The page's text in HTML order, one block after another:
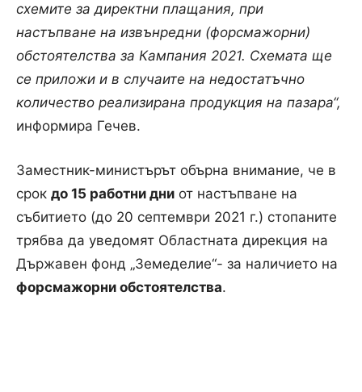
схемите за директни плащания, при
настъпване на извънредни (форсмажорни)
обстоятелства за Кампания 2021. Схемата ще
се приложи и в случаите на недостатъчно
количество реализирана продукция на пазара“,
информира Гечев.
Заместник-министърът обърна внимание, че в
срок до 15 работни дни от настъпване на
събитието (до 20 септември 2021 г.) стопаните
трябва да уведомят Областната дирекция на
Държавен фонд „Земеделие“- за наличието на
форсмажорни обстоятелства.